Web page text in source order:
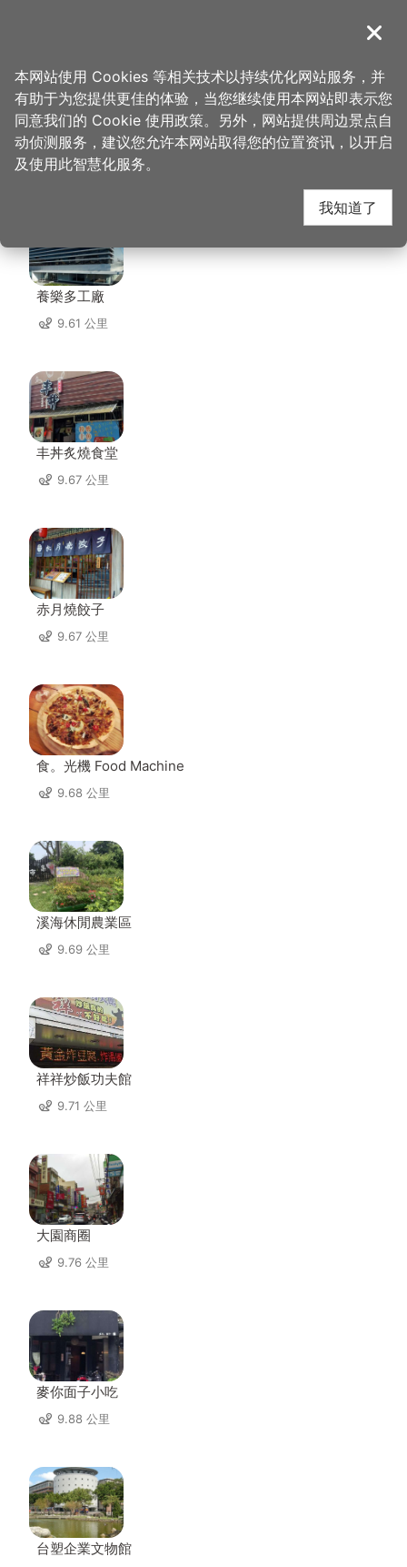
導覽
首页 > 想去的地方 > 住宿 > 水漾时尚旅馆
水漾时尚旅馆 周边店家
養樂多工廠
9.61 公里
丰丼炙燒食堂
9.67 公里
赤月燒餃子
9.67 公里
食。光機 Food Machine
9.68 公里
溪海休閒農業區
9.69 公里
祥祥炒飯功夫館
9.71 公里
大園商圈
9.76 公里
麥你面子小吃
9.88 公里
台塑企業文物館
关闭
本网站使用 Cookies 等相关技术以持续优化网站服务，并
有助于为您提供更佳的体验，当您继续使用本网站即表示您
同意我们的 Cookie 使用政策。另外，网站提供周边景点自
动侦测服务，建议您允许本网站取得您的位置资讯，以开启
及使用此智慧化服务。
我知道了